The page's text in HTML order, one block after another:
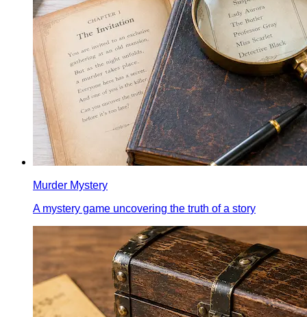
Murder Mystery
A mystery game uncovering the truth of a story